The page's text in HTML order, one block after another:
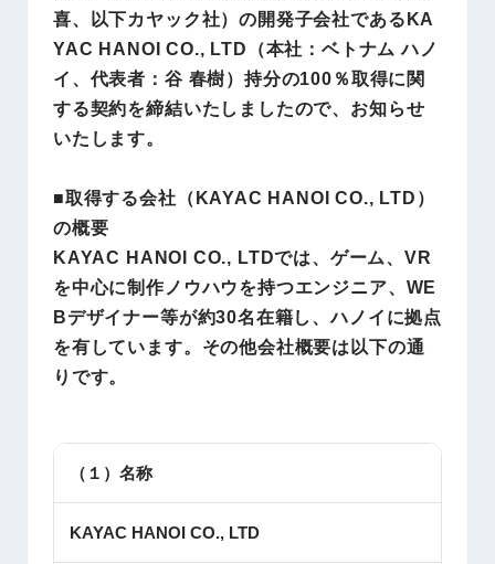
喜、以下カヤック社）の開発子会社であるKA
YAC HANOI CO., LTD（本社：ベトナム ハノ
イ、代表者：谷 春樹）持分の100％取得に関
する契約を締結いたしましたので、お知らせ
いたします。
■取得する会社（KAYAC HANOI CO., LTD）
の概要
KAYAC HANOI CO., LTDでは、ゲーム、VR
を中心に制作ノウハウを持つエンジニア、WE
Bデザイナー等が約30名在籍し、ハノイに拠点
を有しています。その他会社概要は以下の通
りです。
（１）名称
KAYAC HANOI CO., LTD